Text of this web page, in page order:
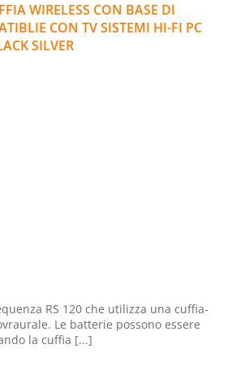
WIRELESS CON BASE DI
CON TV SISTEMI HI-FI PC
SILVER
RS 120 che utilizza una cuffia-
Le batterie possono essere
la cuffia [...]